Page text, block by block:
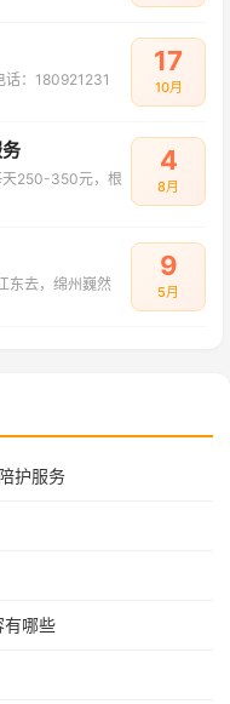
需要济南齐鲁陪诊服务，欢迎联系： ‌电话：180921231
17
10月
天250-350元，根
4
8月
东去，绵州巍然
9
5月
护服务
有哪些